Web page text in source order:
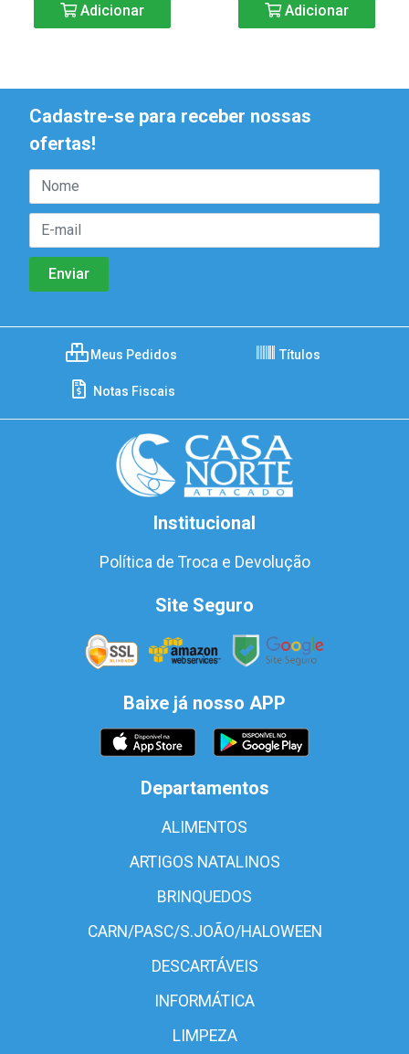
Adicionar Adicionar
Cadastre-se para receber nossas
ofertas!
Meus Pedidos Títulos
Notas Fiscais
Institucional
Política de Troca e Devolução
Site Seguro
Baixe já nosso APP
Departamentos
ALIMENTOS
ARTIGOS NATALINOS
BRINQUEDOS
CARN/PASC/S.JOÃO/HALOWEEN
DESCARTÁVEIS
INFORMÁTICA
LIMPEZA